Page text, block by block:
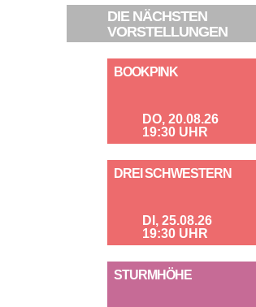
DIE NÄCHSTEN
VORSTELLUNGEN
BOOKPINK
DO, 20.08.26
19:30 UHR
DREI SCHWESTERN
DI, 25.08.26
19:30 UHR
STURMHÖHE